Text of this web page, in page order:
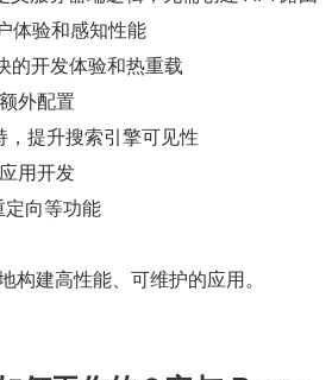
体验和感知性能
的开发体验和热重载
外配置
提升搜索引擎可见性
用开发
向等功能
建高性能、可维护的应用。